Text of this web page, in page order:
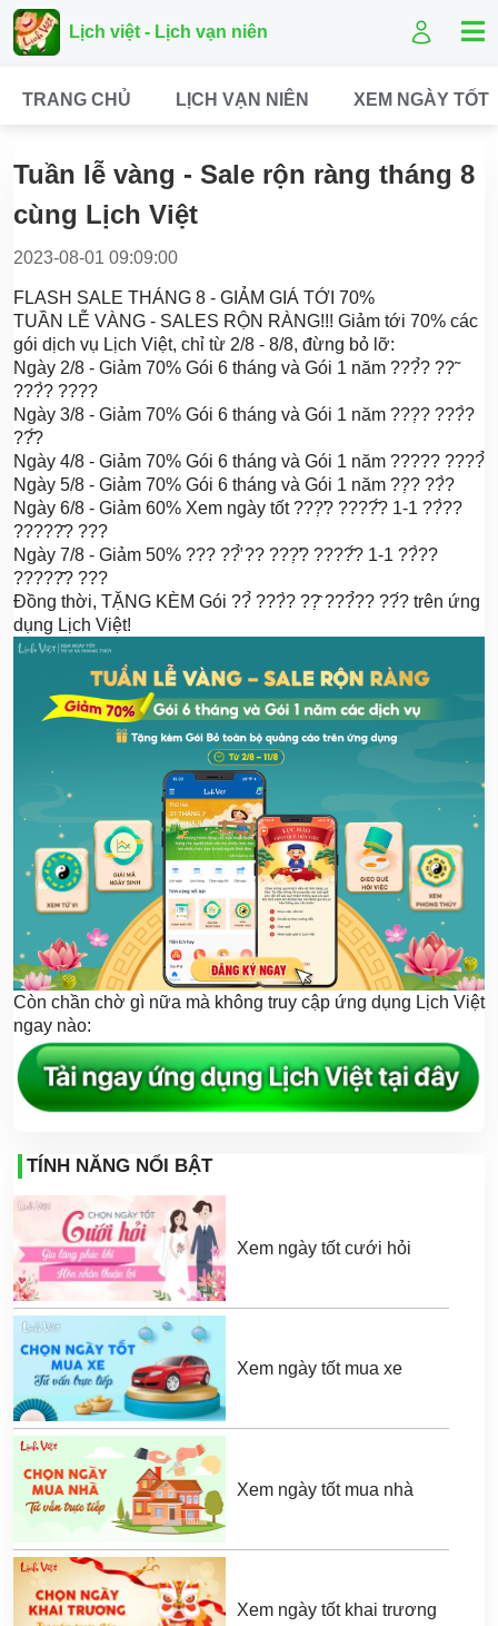
Lịch việt - Lịch vạn niên
TRANG CHỦ LỊCH VẠN NIÊN XEM NGÀY TỐT
Tuần lễ vàng - Sale rộn ràng tháng 8
cùng Lịch Việt
2023-08-01 09:09:00
FLASH SALE THÁNG 8 - GIẢM GIÁ TỚI 70%
TUẦN LỄ VÀNG - SALES RỘN RÀNG!!! Giảm tới 70% các
gói dịch vụ Lịch Việt, chỉ từ 2/8 - 8/8, đừng bỏ lỡ:
Ngày 2/8 - Giảm 70% Gói 6 tháng và Gói 1 năm ???̉? ??̃
???̀? ????
Ngày 3/8 - Giảm 70% Gói 6 tháng và Gói 1 năm ???̣? ???̀?
??̂́?
Ngày 4/8 - Giảm 70% Gói 6 tháng và Gói 1 năm ????? ????̉
Ngày 5/8 - Giảm 70% Gói 6 tháng và Gói 1 năm ??̣? ??̀?
Ngày 6/8 - Giảm 60% Xem ngày tốt ???̛̣? ????̂́? 1-1 ??̀??
?????̂? ???
Ngày 7/8 - Giảm 50% ??? ??̛̉ ?? ???̛̣? ????̂́? 1-1 ??̀??
?????̂? ???
Đồng thời, TẶNG KÈM Gói ??̉ ???̀? ??̣̂ ???̉?? ??́? trên ứng
dụng Lịch Việt!
Còn chần chờ gì nữa mà không truy cập ứng dụng Lịch Việt
ngay nào:
TÍNH NĂNG NỔI BẬT
Xem ngày tốt cưới hỏi
Xem ngày tốt mua xe
Xem ngày tốt mua nhà
Xem ngày tốt khai trương